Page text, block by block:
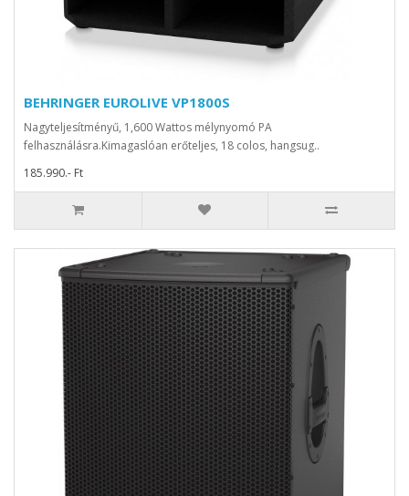
BEHRINGER EUROLIVE VP1800S
Nagyteljesítményű, 1,600 Wattos mélynyomó PA
felhasználásra.Kimagaslóan erőteljes, 18 colos, hangsug..
185.990.- Ft